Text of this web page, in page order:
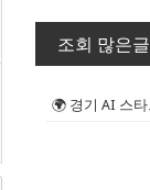
조회 많은글